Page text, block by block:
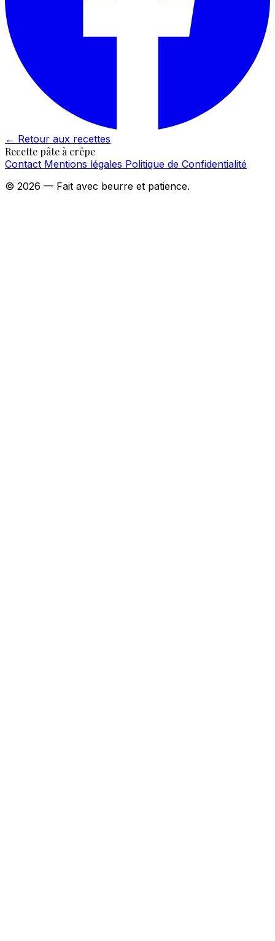
← Retour aux recettes
Recette pâte à crêpe
Contact Mentions légales Politique de Confidentialité
© 2026 — Fait avec beurre et patience.